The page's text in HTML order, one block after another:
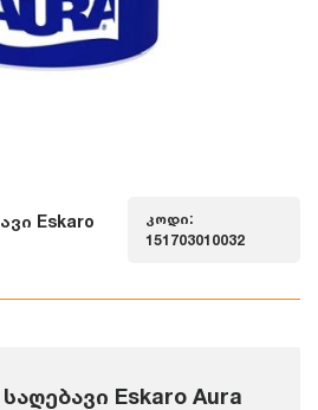
Eskaro
კოდი:
151703010032
Eskaro Aura